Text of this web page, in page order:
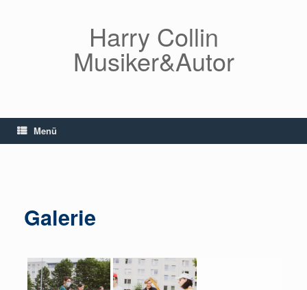
Harry Collin
Musiker&Autor
Menü
Galerie